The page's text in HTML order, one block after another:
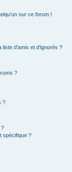
sur ce forum !
d’amis et d’ignorés ?
?
?
?
spécifique ?